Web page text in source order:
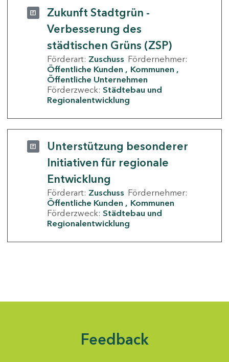
Zukunft Stadtgrün -
Verbesserung des
städtischen Grüns (ZSP)
Förderart: Zuschuss Fördernehmer:
Öffentliche Kunden
Kommunen
Öffentliche Unternehmen
Förderzweck: Städtebau und
Regionalentwicklung
Unterstützung besonderer
Initiativen für regionale
Entwicklung
Förderart: Zuschuss Fördernehmer:
Öffentliche Kunden
Kommunen
Förderzweck: Städtebau und
Regionalentwicklung
Feedback